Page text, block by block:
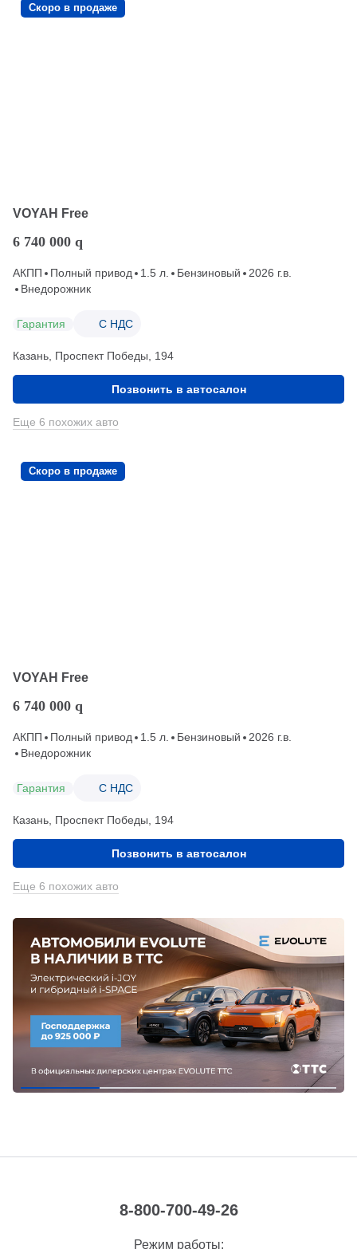
Скоро в продаже
VOYAH Free
6 740 000 q
АКПП Полный привод 1.5 л. Бензиновый
2026 г.в.
Внедорожник
Гарантия С НДС
Казань, Проспект Победы, 194
Позвонить в автосалон
Еще 6 похожих авто
Скоро в продаже
VOYAH Free
6 740 000 q
АКПП Полный привод 1.5 л. Бензиновый
2026 г.в.
Внедорожник
Гарантия С НДС
Казань, Проспект Победы, 194
Позвонить в автосалон
Еще 6 похожих авто
8-800-700-49-26
Режим работы: